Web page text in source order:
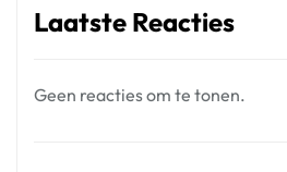
Laatste Reacties
Geen reacties om te tonen.